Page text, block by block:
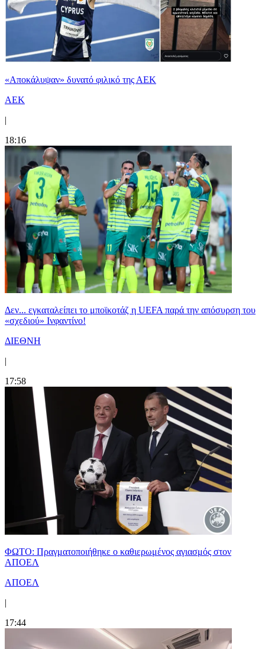
«Αποκάλυψαν» δυνατό φιλικό της ΑΕΚ
ΑΕΚ
|
18:16
Δεν... εγκαταλείπει το μποϊκοτάζ η UEFA παρά την απόσυρση του
«σχεδιού» Ινφαντίνο!
ΔΙΕΘΝΗ
|
17:58
ΦΩΤΟ: Πραγματοποιήθηκε ο καθιερωμένος αγιασμός στον
ΑΠΟΕΛ
ΑΠΟΕΛ
|
17:44